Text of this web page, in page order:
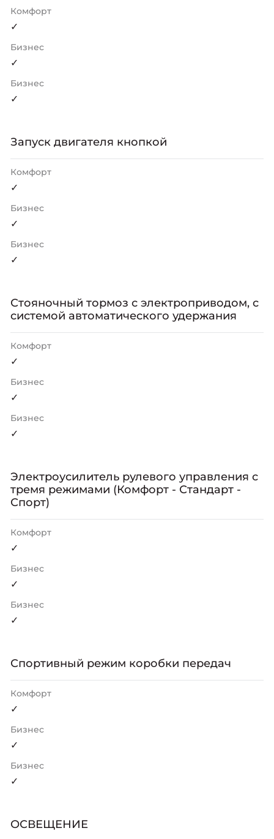
Комфорт
✓
Бизнес
✓
Бизнес
✓
Запуск двигателя кнопкой
Комфорт
✓
Бизнес
✓
Бизнес
✓
Стояночный тормоз с электроприводом, с
системой автоматического удержания
Комфорт
✓
Бизнес
✓
Бизнес
✓
Электроусилитель рулевого управления с
тремя режимами (Комфорт - Стандарт -
Спорт)
Комфорт
✓
Бизнес
✓
Бизнес
✓
Спортивный режим коробки передач
Комфорт
✓
Бизнес
✓
Бизнес
✓
ОСВЕЩЕНИЕ